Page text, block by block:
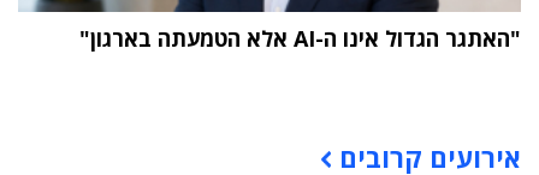
"האתגר הגדול אינו ה-AI אלא הטמעתה בארגון"
אירועים קרובים